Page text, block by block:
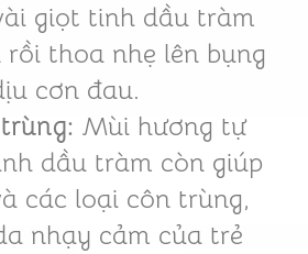
giọt tinh dầu tràm
thoa nhẹ lên bụng
cơn đau.
Mùi hương tự
dầu tràm còn giúp
các loại côn trùng,
nhạy cảm của trẻ